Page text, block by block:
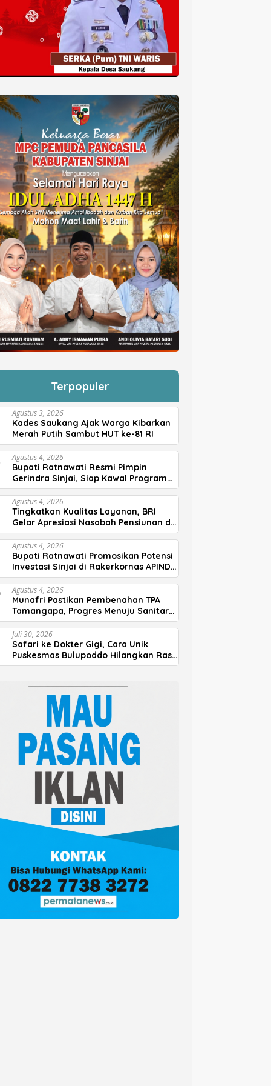
Terpopuler
Agustus 3, 2026
Kades Saukang Ajak Warga Kibarkan
Merah Putih Sambut HUT ke-81 RI
Agustus 4, 2026
Bupati Ratnawati Resmi Pimpin
Gerindra Sinjai, Siap Kawal Program
Prabowo
Agustus 4, 2026
Tingkatkan Kualitas Layanan, BRI
Gelar Apresiasi Nasabah Pensiunan di
Parepare
Agustus 4, 2026
Bupati Ratnawati Promosikan Potensi
Investasi Sinjai di Rakerkornas APINDO
2026
Agustus 4, 2026
Munafri Pastikan Pembenahan TPA
Tamangapa, Progres Menuju Sanitary
Landfill Capai 93 Persen
Juli 30, 2026
Safari ke Dokter Gigi, Cara Unik
Puskesmas Bulupoddo Hilangkan Rasa
Takut Anak